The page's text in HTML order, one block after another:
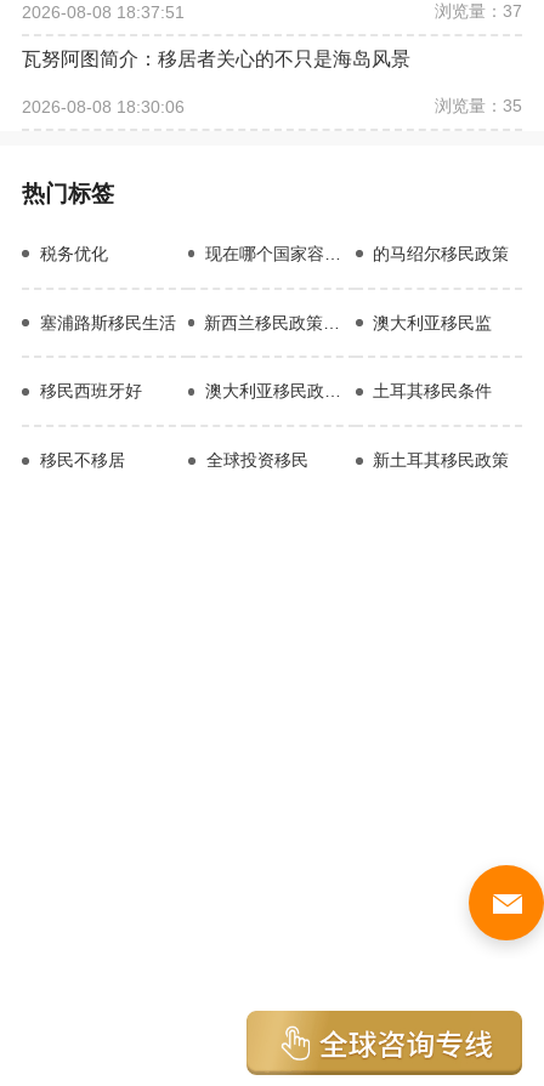
2026-08-08 18:37:51 浏览量：37
瓦努阿图简介：移居者关心的不只是海岛风景
2026-08-08 18:30:06 浏览量：35
热门标签
税务优化 的马绍尔移民政策
塞浦路斯移民生活 澳大利亚移民监
移民西班牙好 澳大利亚移民政策变化 土耳其移民条件
移民不移居 全球投资移民 新土耳其移民政策